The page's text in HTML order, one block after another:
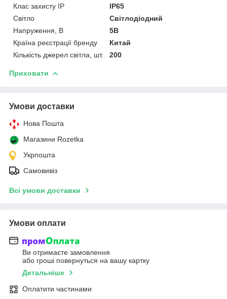
Клас захисту IP
IP65
Світло
Світлодіодний
Напруження, В
5В
Країна реєстрації бренду
Китай
Кількість джерел світла, шт.
200
Приховати
Умови доставки
Нова Пошта
Магазини Rozetka
Укрпошта
Самовивіз
Всі умови доставки
Умови оплати
Ви отримаєте замовлення
або гроші повернуться на вашу картку
Детальніше
Оплатити частинами